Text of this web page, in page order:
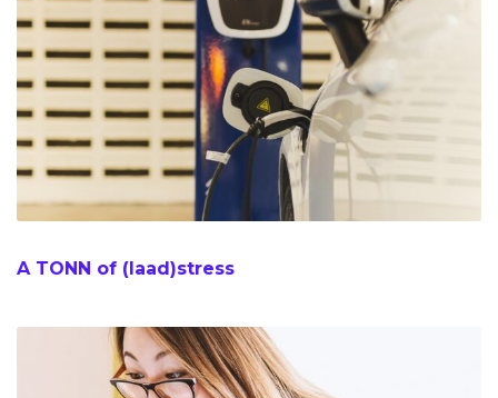
A TONN of (laad)stress